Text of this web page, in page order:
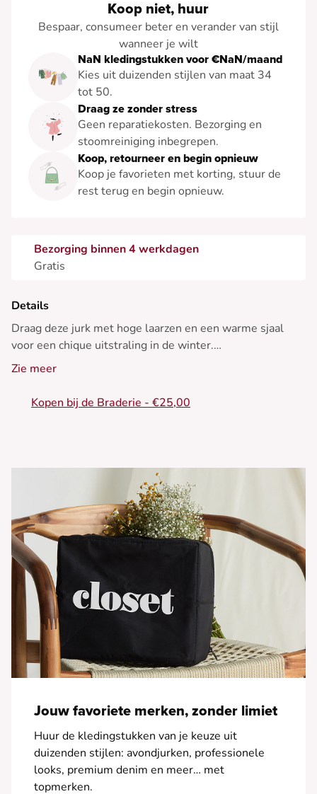
Koop niet, huur
Bespaar, consumeer beter en verander van stijl
wanneer je wilt
NaN kledingstukken voor €NaN/maand
Kies uit duizenden stijlen van maat 34
tot 50.
Draag ze zonder stress
Geen reparatiekosten. Bezorging en
stoomreiniging inbegrepen.
Koop, retourneer en begin opnieuw
Koop je favorieten met korting, stuur de
rest terug en begin opnieuw.
Bezorging binnen 4 werkdagen
Gratis
Details
Draag deze jurk met hoge laarzen en een warme sjaal
voor een chique uitstraling in de winter.
• Verstelbare empire taille
• Flatterende ronde hals
Zie meer
Kopen bij de Braderie - €25,00
Jouw favoriete merken, zonder limiet
Huur de kledingstukken van je keuze uit
duizenden stijlen: avondjurken, professionele
looks, premium denim en meer… met
topmerken.